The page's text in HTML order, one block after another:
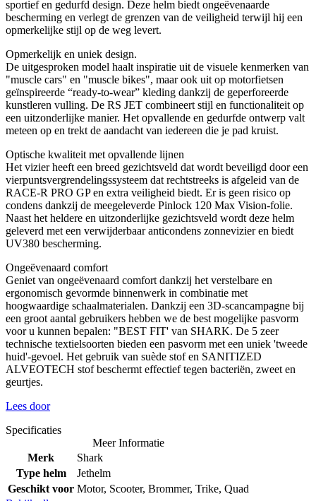
sportief en gedurfd design. Deze helm biedt ongeëvenaarde
bescherming en verlegt de grenzen van de veiligheid terwijl hij een
opmerkelijke stijl op de weg levert.
Opmerkelijk en uniek design.
De uitgesproken model haalt inspiratie uit de visuele kenmerken van
"muscle cars" en "muscle bikes", maar ook uit op motorfietsen
geïnspireerde “ready-to-wear” kleding dankzij de geperforeerde
kunstleren vulling. De RS JET combineert stijl en functionaliteit op
een uitzonderlijke manier. Het opvallende en gedurfde ontwerp valt
meteen op en trekt de aandacht van iedereen die je pad kruist.
Optische kwaliteit met opvallende lijnen
Het vizier heeft een breed gezichtsveld dat wordt beveiligd door een
vierpuntsvergrendelingssysteem dat rechtstreeks is afgeleid van de
RACE-R PRO GP en extra veiligheid biedt. Er is geen risico op
condens dankzij de meegeleverde Pinlock 120 Max Vision-folie.
Naast het heldere en uitzonderlijke gezichtsveld wordt deze helm
geleverd met een verwijderbaar anticondens zonnevizier en biedt
UV380 bescherming.
Ongeëvenaard comfort
Geniet van ongeëvenaard comfort dankzij het verstelbare en
ergonomisch gevormde binnenwerk in combinatie met
hoogwaardige schaalmaterialen. Dankzij een 3D-scancampagne bij
een groot aantal gebruikers hebben we de best mogelijke pasvorm
voor u kunnen bepalen: "BEST FIT' van SHARK. De 5 zeer
technische textielsoorten bieden een pasvorm met een uniek 'tweede
huid'-gevoel. Het gebruik van suède stof en SANITIZED
ALVEOTECH stof beschermt effectief tegen bacteriën, zweet en
geurtjes.
Lees door
Specificaties
Meer Informatie
Merk
Shark
Type helm
Jethelm
Geschikt voor Motor, Scooter, Brommer, Trike, Quad